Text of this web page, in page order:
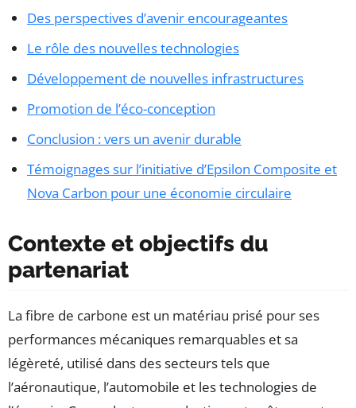
Des perspectives d’avenir encourageantes
Le rôle des nouvelles technologies
Développement de nouvelles infrastructures
Promotion de l’éco-conception
Conclusion : vers un avenir durable
Témoignages sur l’initiative d’Epsilon Composite et
Nova Carbon pour une économie circulaire
Contexte et objectifs du
partenariat
La fibre de carbone est un matériau prisé pour ses
performances mécaniques remarquables et sa
légèreté, utilisé dans des secteurs tels que
l’aéronautique, l’automobile et les technologies de